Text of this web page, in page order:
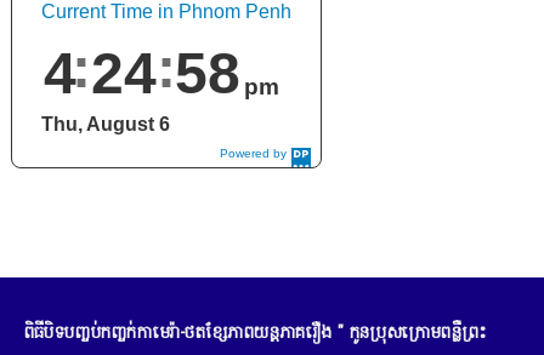
Powered by
DaysPedia.c
Current Time in Phnom Penh
4 24 59 pm
Thu, August 6
ពិធីបិទបញ្ចប់កញ្ចក់កាមេរ៉ា-ថតខ្សែភាពយន្តភាគរឿង " កូនប្រុសក្រោមពន្លឺព្រះ